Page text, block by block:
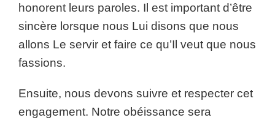
honorent leurs paroles. Il est important d’être
sincère lorsque nous Lui disons que nous
allons Le servir et faire ce qu’Il veut que nous
fassions.
Ensuite, nous devons suivre et respecter cet
engagement. Notre obéissance sera